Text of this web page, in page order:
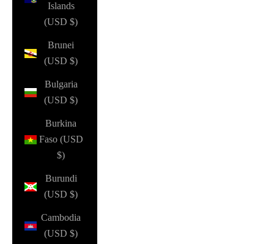
Islands
(USD $)
Brunei
(USD $)
Bulgaria
(USD $)
Burkina
Faso (USD
$)
Burundi
(USD $)
Cambodia
(USD $)